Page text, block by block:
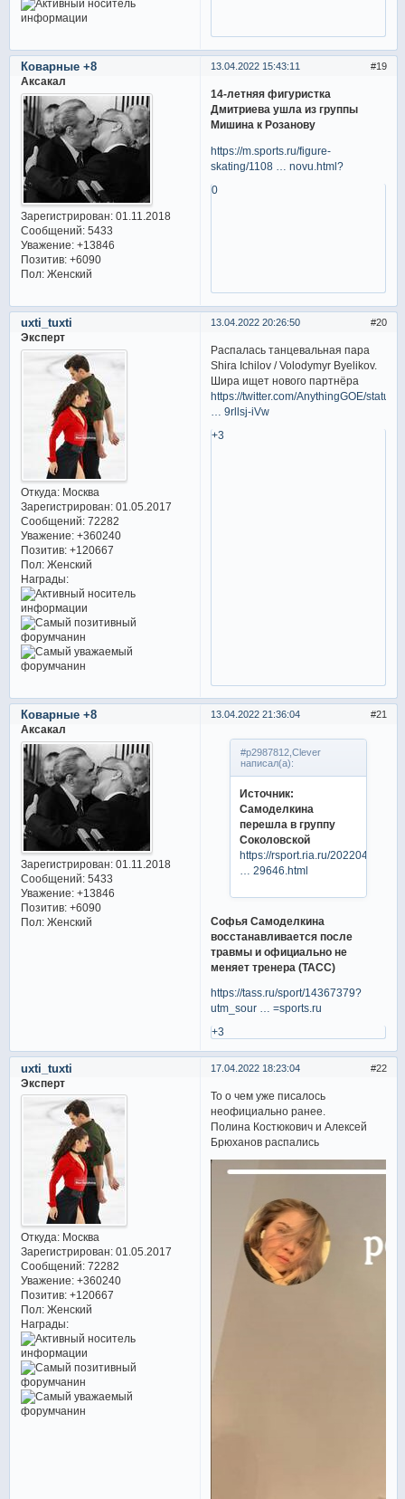
19
13.04.2022 15:43:11
Коварные +8
Аксакал
Зарегистрирован: 01.11.2018
Сообщений:5433
Уважение: +13846
Позитив: +6090
Пол:Женский
14-летняя фигуристка
Дмитриева ушла из группы
Мишина к Розанову
https://m.sports.ru/figure-
skating/1108 … novu.html?
0
20
13.04.2022 20:26:50
uxti_tuxti
Эксперт
Откуда:Москва
Зарегистрирован: 01.05.2017
Сообщений:72282
Уважение: +360240
Позитив: +120667
Пол:Женский
Награды:
Распалась танцевальная пара
Shira Ichilov / Volodymyr Byelikov.
Шира ищет нового партнёра
https://twitter.com/AnythingGOE/status/
… 9rllsj-iVw
+3
21
13.04.2022 21:36:04
Коварные +8
Аксакал
Зарегистрирован: 01.11.2018
Сообщений:5433
Уважение: +13846
Позитив: +6090
Пол:Женский
#p2987812,Clever
написал(а):
Источник:
Самоделкина
перешла в группу
Соколовской
https://rsport.ria.ru/20220413/
… 29646.html
Софья Самоделкина
восстанавливается после
травмы и официально не
меняет тренера (ТАСС)
https://tass.ru/sport/14367379?
utm_sour … =sports.ru
+3
22
17.04.2022 18:23:04
uxti_tuxti
Эксперт
Откуда:Москва
Зарегистрирован: 01.05.2017
Сообщений:72282
Уважение: +360240
Позитив: +120667
Пол:Женский
Награды:
То о чем уже писалось
неофициально ранее.
Полина Костюкович и Алексей
Брюханов распались